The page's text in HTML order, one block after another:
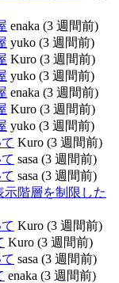
enaka (3 週間前)
yuko (3 週間前)
Kuro (3 週間前)
yuko (3 週間前)
enaka (3 週間前)
Kuro (3 週間前)
yuko (3 週間前)
Kuro (3 週間前)
sasa (3 週間前)
sasa (3 週間前)
階層を制限した
Kuro (3 週間前)
Kuro (3 週間前)
sasa (3 週間前)
enaka (3 週間前)